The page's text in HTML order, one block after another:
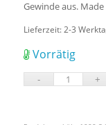
Gewinde aus.
Lieferzeit: 2-3
Vorrätig